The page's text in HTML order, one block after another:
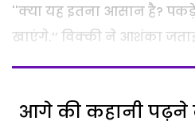
''क्या यह इतना आसान है?
खाएंगे.’’ विक्की ने आशंका
आगे की कहानी पढ़ने